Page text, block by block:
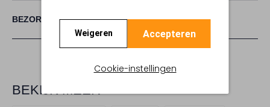
Weigeren Accepteren
Cookie-instellingen
BEZORGEN & RETOURNEREN
BEKIJK MEER